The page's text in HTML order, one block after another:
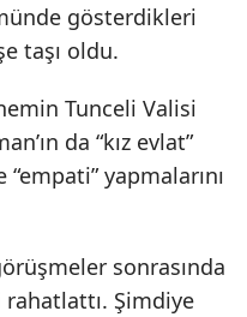
gösterdikleri
taşı oldu.
Tunceli Valisi
da “kız evlat”
yapmalarını
sonrasında
rahatlattı. Şimdiye